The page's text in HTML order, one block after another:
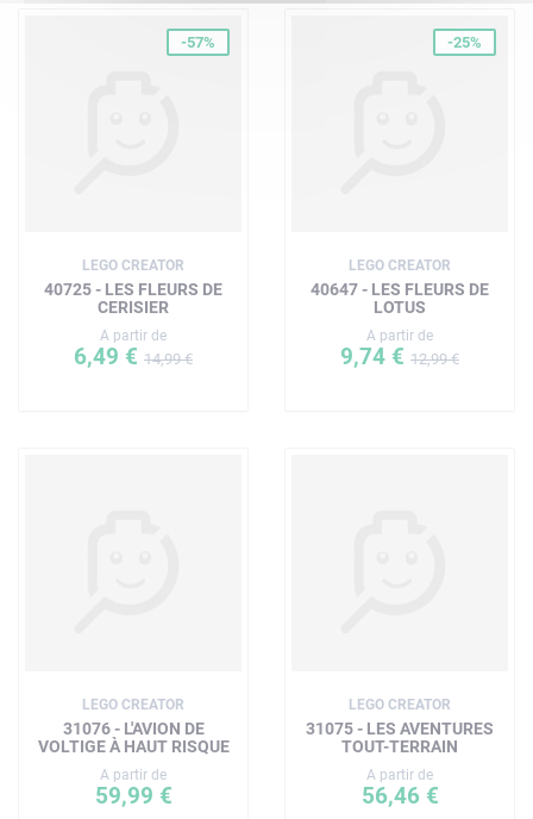
-57%
LEGO CREATOR
40725 - LES FLEURS DE
CERISIER
A partir de
6,49 € 14,99 €
-25%
LEGO CREATOR
40647 - LES FLEURS DE
LOTUS
A partir de
9,74 € 12,99 €
LEGO CREATOR
31076 - L'AVION DE
VOLTIGE À HAUT RISQUE
A partir de
59,99 €
LEGO CREATOR
31075 - LES AVENTURES
TOUT-TERRAIN
A partir de
56,46 €